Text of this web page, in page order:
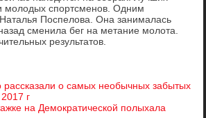
молодых спортсменов. Одним
Поспелова. Она занималась
сменила бег на метание молота.
результатов.
рассказали о самых необычных забытых
г
на Демократической полыхала